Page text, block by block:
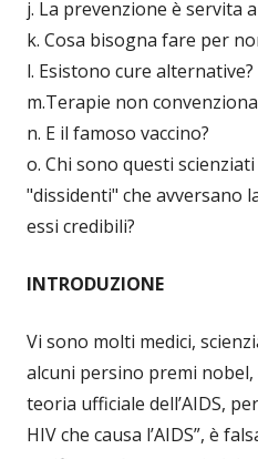
j. La prevenzione è servita
k. Cosa bisogna fare per
l. Esistono cure alternative?
m.Terapie non
n. E il famoso vaccino?
o. Chi sono questi scienziati
"dissidenti" che avversano
essi credibili?
INTRODUZIONE
Vi sono molti medici,
alcuni persino premi
teoria ufficiale dell’AIDS,
HIV che causa l’AIDS”, è